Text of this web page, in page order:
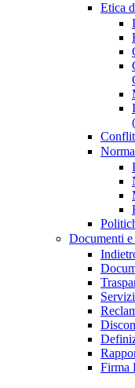
Etica
Documenti
Firma